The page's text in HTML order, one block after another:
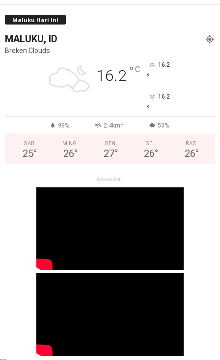
Maluku Hari Ini
MALUKU, ID
Broken Clouds
16.2 ° C 16.2
°
16.2
°
99% 2.4kmh 53%
SAB
25°
MING
26°
SEN
27°
SEL
26°
RAB
26°
Website Polri